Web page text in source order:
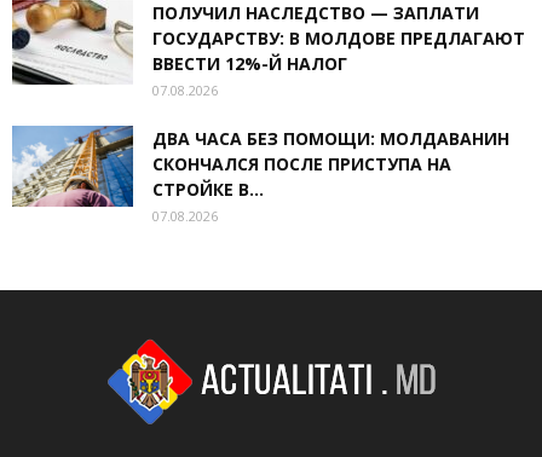
ПОЛУЧИЛ НАСЛЕДСТВО — ЗАПЛАТИ
ГОСУДАРСТВУ: В МОЛДОВЕ ПРЕДЛАГАЮТ
ВВЕСТИ 12%-Й НАЛОГ
07.08.2026
ДВА ЧАСА БЕЗ ПОМОЩИ: МОЛДАВАНИН
СКОНЧАЛСЯ ПОСЛЕ ПРИСТУПА НА
СТРОЙКЕ В...
07.08.2026